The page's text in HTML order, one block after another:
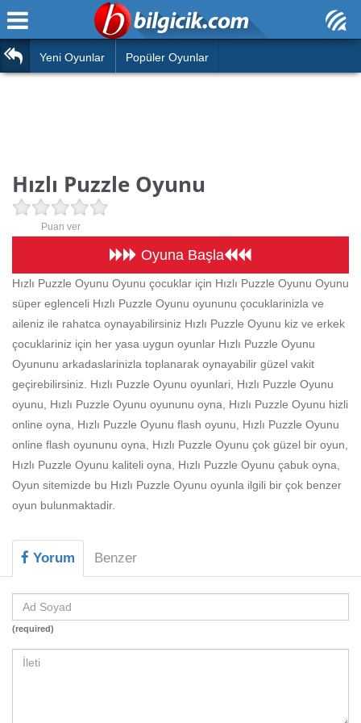
Araba
Futbol
Çocuk
Silah
Basketbol
Motor
Beceri
Komik
Macera
Mario
Savaş
Yemek
Ana Sayfa
Hızlı Okuma Testi
Hesaplamalar
Oyun
Eğitim Haberleri
Yeni Oyunlar Popüler Oyunlar
Hızlı Puzzle Oyunu
Puan ver
Oyuna Başla
Hızlı Puzzle Oyunu Oyunu çocuklar için Hızlı Puzzle Oyunu Oyunu
süper eglenceli Hızlı Puzzle Oyunu oyununu çocuklarinizla ve
aileniz ile rahatca oynayabilirsiniz Hızlı Puzzle Oyunu kiz ve erkek
çocuklariniz için her yasa uygun oyunlar Hızlı Puzzle Oyunu
Oyununu arkadaslarinizla toplanarak oynayabilir güzel vakit
geçirebilirsiniz. Hızlı Puzzle Oyunu oyunlari, Hızlı Puzzle Oyunu
oyunu, Hızlı Puzzle Oyunu oyununu oyna, Hızlı Puzzle Oyunu hizli
online oyna, Hızlı Puzzle Oyunu flash oyunu, Hızlı Puzzle Oyunu
online flash oyununu oyna, Hızlı Puzzle Oyunu çok güzel bir oyun,
Hızlı Puzzle Oyunu kaliteli oyna, Hızlı Puzzle Oyunu çabuk oyna,
Oyun sitemizde bu Hızlı Puzzle Oyunu oyunla ilgili bir çok benzer
oyun bulunmaktadir.
Yorum Benzer
(required)